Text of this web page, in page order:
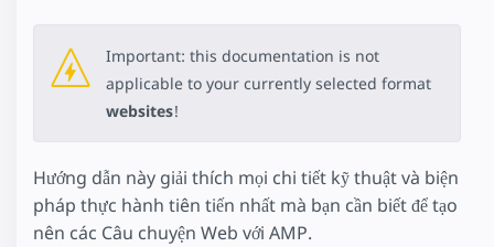
Important: this documentation is not
applicable to your currently selected format
websites!
Hướng dẫn này giải thích mọi chi tiết kỹ thuật và biện
pháp thực hành tiên tiến nhất mà bạn cần biết để tạo
nên các Câu chuyện Web với AMP.